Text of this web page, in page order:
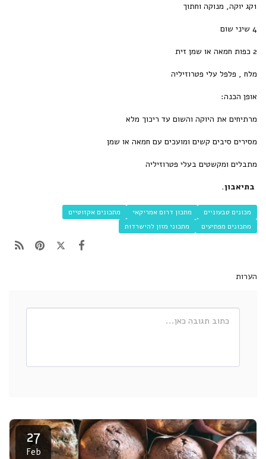
1קג יוקה, מנוקה וחתוך
4 שיני שום
2 כפות חמאה או שמן זית
מלח , פלפל עלי פטרוזיליה
אופן הכנה:
מרתיחים את היוקה והשום עד ריכוך מלא
מסירים סיבים קשים ומועכים עם חמאה או שמן
מתבלים ומקשטים בעלי פטרוזיליה
בתיאבון.
מכונים טבעוניים מתכון דרום אמריקאי
מתכונים אקזוטיים
מתכונים מפתיעים
מתכוני מזון להישרדות
הערות
27
Feb